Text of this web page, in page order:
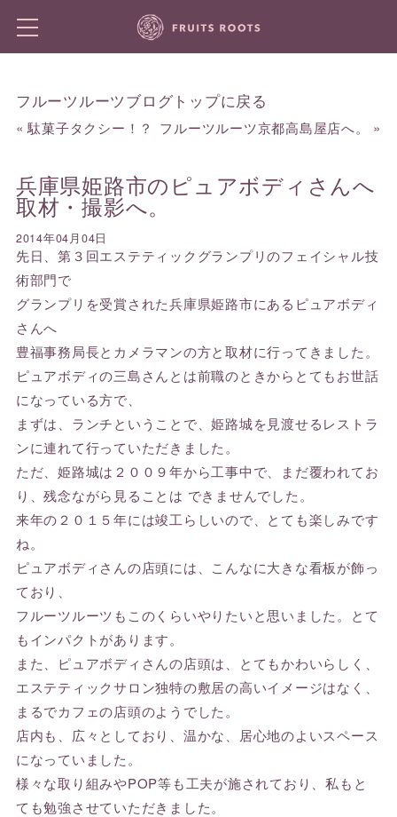
フルーツルーツブログトップに戻る
«駄菓子タクシー！？ フルーツルーツ京都高島屋店へ。 »
兵庫県姫路市のピュアボディさんへ
取材・撮影へ。
2014年04月04日
先日、第３回エステティックグランプリのフェイシャル技
術部門で
グランプリを受賞された兵庫県姫路市にあるピュアボディ
さんへ
豊福事務局長とカメラマンの方と取材に行ってきました。
ピュアボディの三島さんとは前職のときからとてもお世話
になっている方で、
まずは、ランチということで、姫路城を見渡せるレストラ
ンに連れて行っていただきました。
ただ、姫路城は２００９年から工事中で、まだ覆われてお
り、残念ながら見ることは できませんでした。
来年の２０１５年には竣工らしいので、とても楽しみです
ね。
ピュアボディさんの店頭には、こんなに大きな看板が飾っ
ており、
フルーツルーツもこのくらいやりたいと思いました。とて
もインパクトがあります。
また、ピュアボディさんの店頭は、とてもかわいらしく、
エステティックサロン独特の敷居の高いイメージはなく、
まるでカフェの店頭のようでした。
店内も、広々としており、温かな、居心地のよいスペース
になっていました。
様々な取り組みやPOP等も工夫が施されており、私もと
ても勉強させていただきました。